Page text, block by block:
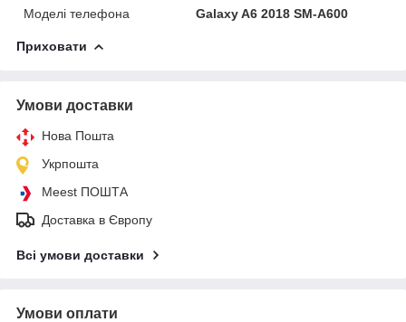
Моделі телефона
Galaxy A6 2018 SM-A600
Приховати
Умови доставки
Нова Пошта
Укрпошта
Meest ПОШТА
Доставка в Європу
Всі умови доставки
Умови оплати